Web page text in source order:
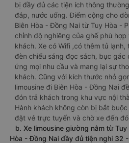
bị đầy đủ các tiện ích thông
đắp, nước uống. Điểm cộng cho
Biên Hòa - Đồng Nai từ Tuy Hòa -
chỉnh độ nghiêng của ghế phù hợp
khách. Xe có Wifi ,có thêm tủ
đèn chiếu sáng đọc sách, bục gác
ứng mọi nhu cầu và mang lại sự
khách. Cũng với kích thước nhỏ
limousine đi Biên Hòa - Đồng Nai
đón trả khách trong khu vực nội
Hành khách không còn bị bắt
đặt vé trực tuyến và chờ xe đến
b. Xe limousine giường nằm từ Tuy
Hòa - Đồng Nai đầy đủ tiện nghi 32